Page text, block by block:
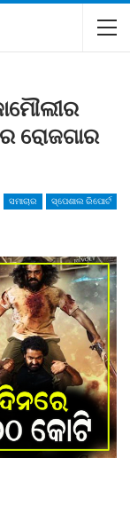
ରୋଜଗାର
ସମାଚାର ସ୍ପେଶାଲ ରିପୋର୍ଟ